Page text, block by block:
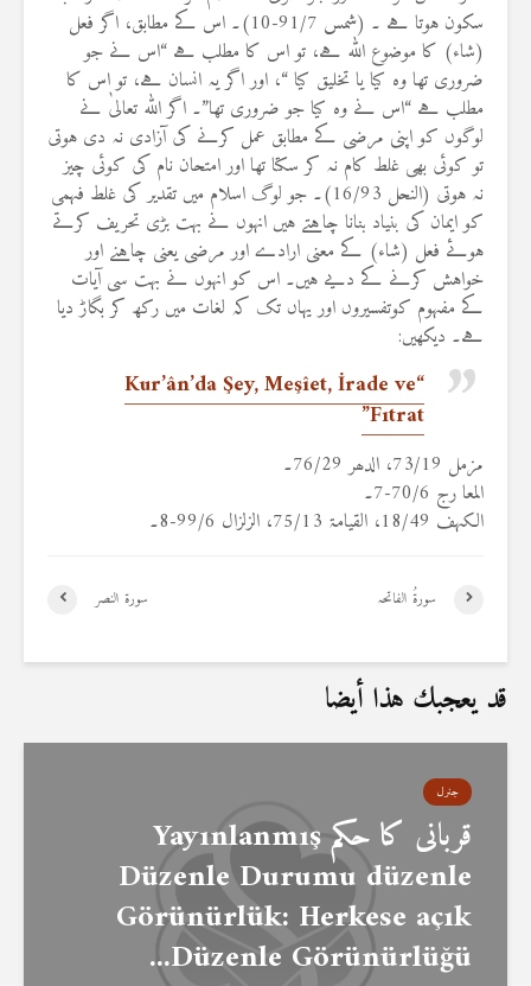
سکون ہوتا ہے ۔ (شمس 91/7-10)۔ اس کے مطابق، اگر فعل
(شاء) کا موضوع اللہ ہے، تو اس کا مطلب ہے “اس نے جو
ضروری تھا وہ کیا یا تخلیق کیا “، اور اگر یہ انسان ہے، تو اس کا
مطلب ہے “اس نے وہ کیا جو ضروری تھا”۔ اگر اللہ تعالیٰ نے
لوگوں کو اپنی مرضی کے مطابق عمل کرنے کی آزادی نہ دی ہوتی
تو کوئی بھی غلط کام نہ کر سکتا تھا اور امتحان نام کی کوئی چیز
نہ ہوتی (النحل 16/93)۔ جو لوگ اسلام میں تقدیر کی غلط فہمی
کو ایمان کی بنیاد بنانا چاہتے ہیں انہوں نے بہت بڑی تحریف کرتے
ہوئے فعل (شاء) کے معنی ارادے اور مرضی یعنی چاہنے اور
خواہش کرنے کے دیے ہیں۔ اس کو انہوں نے بہت سی آیات
کے مفہوم کوتفسیروں اور یہاں تک کہ لغات میں رکھ کر بگاڑ دیا
ہے۔ دیکھیں:
“Kur’ân’da Şey, Meşîet, İrade ve
Fıtrat”
مزمل 73/19، الدھر 76/29۔
المعا رج 70/6-7۔
الکہف 18/49، القیامۃ 75/13، الزلزال 99/6-8۔
سورة النصر سورۃُ الفاتحہ
قد يعجبك هذا أيضا
جنرل
قربانی کا حکم Yayınlanmış
Düzenle Durumu düzenle
Görünürlük: Herkese açık
Düzenle Görünürlüğü...